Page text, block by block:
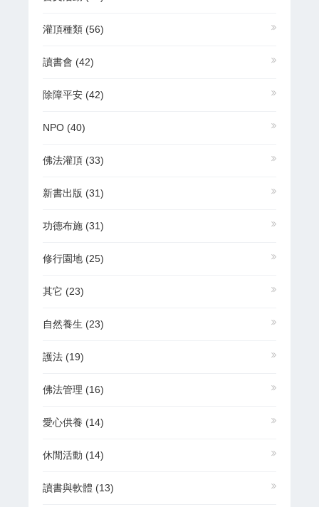
灌頂種類 (56)
讀書會 (42)
除障平安 (42)
NPO (40)
佛法灌頂 (33)
新書出版 (31)
功德布施 (31)
修行園地 (25)
其它 (23)
自然養生 (23)
護法 (19)
佛法管理 (16)
愛心供養 (14)
休閒活動 (14)
讀書與軟體 (13)